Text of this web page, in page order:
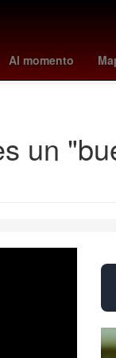
Al momento
Club Atlético
un